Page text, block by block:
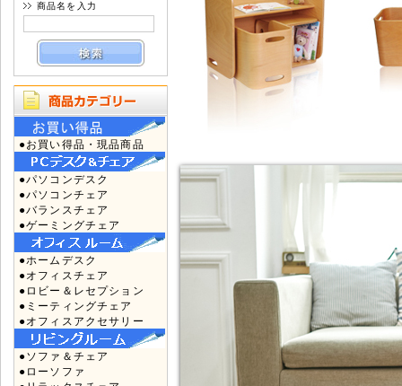
商品名を入力
●お買い得品・現品商品
●パソコンデスク
●パソコンチェア
●バランスチェア
●ゲーミングチェア
●ホームデスク
●オフィスチェア
●ロビー＆レセプション
●ミーティングチェア
●オフィスアクセサリー
●ソファ＆チェア
●ローソファ